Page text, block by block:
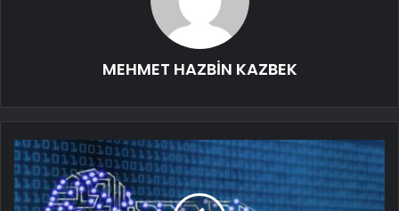
MEHMET HAZBİN KAZBEK